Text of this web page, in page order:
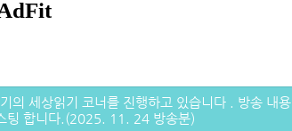
의 세상읽기 코너를 진행하고 있습니다 . 방송 내용
팅 합니다.(2025. 11. 24 방송분)